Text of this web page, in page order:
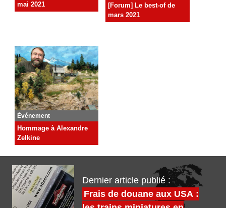
mai 2021
[Forum] Le best-of de
mars 2021
Événement
Hommage à Alexandre
Zelkine
Dernier article publié :
Frais de douane aux USA :